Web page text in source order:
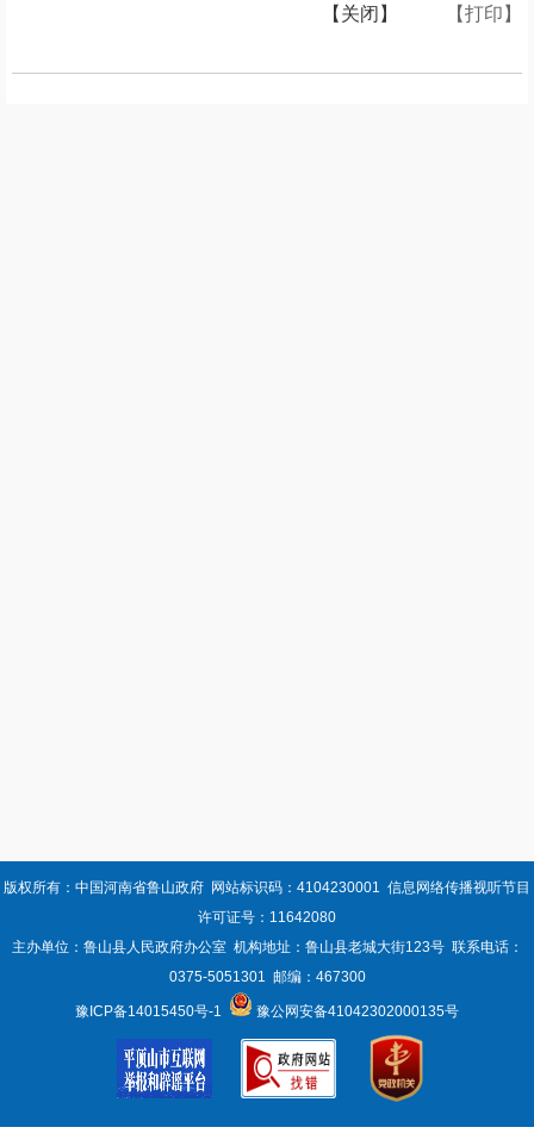
【打印】
【关闭】
版权所有：中国河南省鲁山政府 网站标识码：4104230001 信息网络传播视听节目
许可证号：11642080
主办单位：鲁山县人民政府办公室 机构地址：鲁山县老城大街123号 联系电话：
0375-5051301 邮编：467300
豫ICP备14015450号-1 豫公网安备41042302000135号